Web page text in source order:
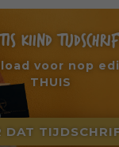
KIIND
voor nop
THUIS
DAT